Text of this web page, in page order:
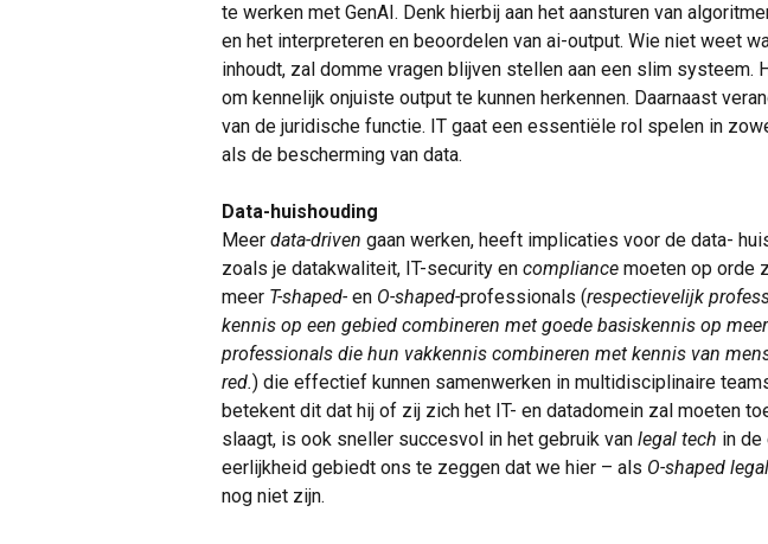
te werken met GenAI. Denk hierbij aan het aansturen van
en het interpreteren en beoordelen van ai-output. Wie niet weet
inhoudt, zal domme vragen blijven stellen aan een slim systeem.
om kennelijk onjuiste output te kunnen herkennen. Daarnaast
van de juridische functie. IT gaat een essentiële rol spelen in
als de bescherming van data.
Data-huishouding
Meer data-driven gaan werken, heeft implicaties voor de data-
zoals je datakwaliteit, IT-security en compliance moeten op orde
meer T-shaped- en O-shaped-professionals (respectievelijk
kennis op een gebied combineren met goede basiskennis op
professionals die hun vakkennis combineren met kennis van
red.) die effectief kunnen samenwerken in multidisciplinaire
betekent dit dat hij of zij zich het IT- en datadomein zal moeten
slaagt, is ook sneller succesvol in het gebruik van legal tech in de
eerlijkheid gebiedt ons te zeggen dat we hier – als O-shaped
nog niet zijn.